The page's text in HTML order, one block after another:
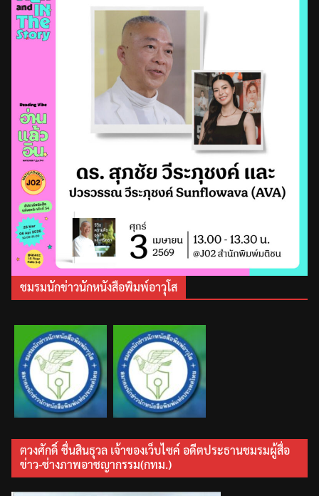
ชมรมนักข่าวนักหนังสือพิมพ์อาวุโส
ตวงศักดิ์ ชื่นสินธุวล เจ้าของเว็บไซค์ อดีตประธานชมรมผู้สื่อ
ข่าว-ช่างภาพอาชญากรรม(กทม.)